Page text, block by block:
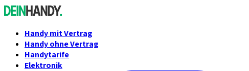
Handy mit Vertrag
Handy ohne Vertrag
Handytarife
Elektronik